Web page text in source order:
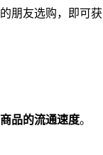
朋友选购，即可获
品的流通速度。